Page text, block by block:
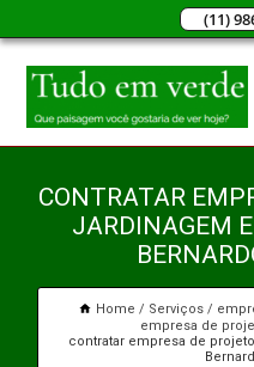
(11)
CONTRATAR
JARDINAGEM
Home Serviços
empresa de
contratar empresa de